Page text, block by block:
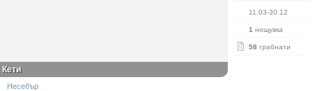
11.03-30.12
1 нощувка
58 грабнати
Кети
Несебър